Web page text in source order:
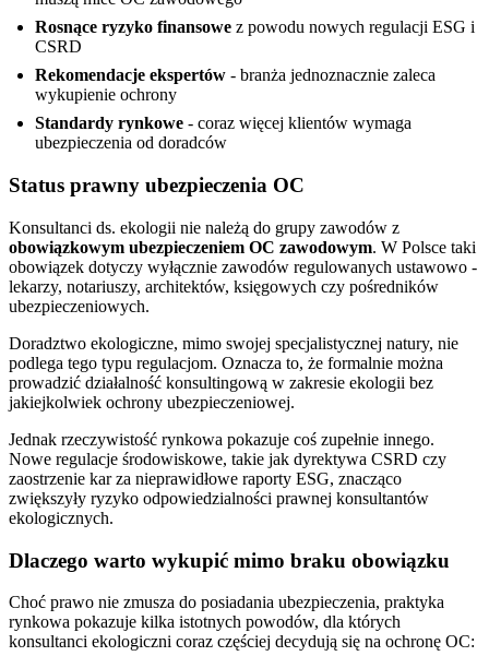
Rosnące ryzyko finansowe z powodu nowych regulacji ESG i
CSRD
Rekomendacje ekspertów - branża jednoznacznie zaleca
wykupienie ochrony
Standardy rynkowe - coraz więcej klientów wymaga
ubezpieczenia od doradców
Status prawny ubezpieczenia OC
Konsultanci ds. ekologii nie należą do grupy zawodów z
obowiązkowym ubezpieczeniem OC zawodowym. W Polsce taki
obowiązek dotyczy wyłącznie zawodów regulowanych ustawowo -
lekarzy, notariuszy, architektów, księgowych czy pośredników
ubezpieczeniowych.
Doradztwo ekologiczne, mimo swojej specjalistycznej natury, nie
podlega tego typu regulacjom. Oznacza to, że formalnie można
prowadzić działalność konsultingową w zakresie ekologii bez
jakiejkolwiek ochrony ubezpieczeniowej.
Jednak rzeczywistość rynkowa pokazuje coś zupełnie innego.
Nowe regulacje środowiskowe, takie jak dyrektywa CSRD czy
zaostrzenie kar za nieprawidłowe raporty ESG, znacząco
zwiększyły ryzyko odpowiedzialności prawnej konsultantów
ekologicznych.
Dlaczego warto wykupić mimo braku obowiązku
Choć prawo nie zmusza do posiadania ubezpieczenia, praktyka
rynkowa pokazuje kilka istotnych powodów, dla których
konsultanci ekologiczni coraz częściej decydują się na ochronę OC: